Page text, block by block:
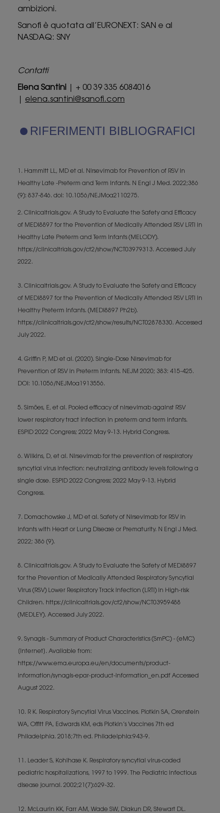
ambizioni.
Sanofi è quotata all’EURONEXT: SAN e al
NASDAQ: SNY
Contatti
Elena Santini
| + 00 39 335 6084016
elena.santini@sanofi.com
RIFERIMENTI BIBLIOGRAFICI
1. Hammitt LL, MD et al. Nirsevimab for Prevention of RSV in
Healthy Late -Preterm and Term Infants. N Engl J Med. 2022;386
(9): 837-846. doi: 10.1056/NEJMoa2110275.
2. Clinicaltrials.gov. A Study to Evaluate the Safety and Efficacy
of MEDI8897 for the Prevention of Medically Attended RSV LRTI in
Healthy Late Preterm and Term Infants (MELODY).
https://clinicaltrials.gov/ct2/show/NCT03979313. Accessed July
2022.
3. Clinicaltrials.gov. A Study to Evaluate the Safety and Efficacy
of MEDI8897 for the Prevention of Medically Attended RSV LRTI in
Healthy Preterm Infants. (MEDI8897 Ph2b).
https://clinicaltrials.gov/ct2/show/results/NCT02878330. Accessed
July 2022.
4. Griffin P, MD et al. (2020). Single-Dose Nirsevimab for
Prevention of RSV in Preterm Infants. NEJM 2020; 383: 415-425.
DOI: 10.1056/NEJMoa1913556.
5. Simões, E, et al. Pooled efficacy of nirsevimab against RSV
lower respiratory tract infection in preterm and term infants.
ESPID 2022 Congress; 2022 May 9-13. Hybrid Congress.
6. Wilkins, D, et al. Nirsevimab for the prevention of respiratory
syncytial virus infection: neutralizing antibody levels following a
single dose. ESPID 2022 Congress; 2022 May 9-13. Hybrid
Congress.
7. Domachowske J, MD et al. Safety of Nirsevimab for RSV in
Infants with Heart or Lung Disease or Prematurity. N Engl J Med.
2022; 386 (9).
8. Clinicaltrials.gov. A Study to Evaluate the Safety of MEDI8897
for the Prevention of Medically Attended Respiratory Syncytial
Virus (RSV) Lower Respiratory Track Infection (LRTI) in High-risk
Children. https://clinicaltrials.gov/ct2/show/NCT03959488
(MEDLEY). Accessed July 2022.
9. Synagis - Summary of Product Characteristics (SmPC) - (eMC)
[Internet]. Available from:
https://www.ema.europa.eu/en/documents/product-
information/synagis-epar-product-information_en.pdf Accessed
August 2022.
10. R K. Respiratory Syncytial Virus Vaccines. Plotkin SA, Orenstein
WA, Offitt PA, Edwards KM, eds Plotkin’s Vaccines 7th ed
Philadelphia. 2018;7th ed. Philadelphia:943-9.
11. Leader S, Kohlhase K. Respiratory syncytial virus-coded
pediatric hospitalizations, 1997 to 1999. The Pediatric infectious
disease journal. 2002;21(7):629-32.
12. McLaurin KK, Farr AM, Wade SW, Diakun DR, Stewart DL.